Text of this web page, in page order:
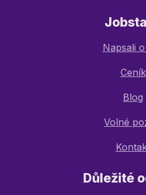
Napsali
Ceník
Blog
Volné
Důležité